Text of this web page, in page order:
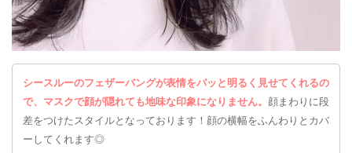
シースルーのフェザーバングが表情をパッと明るく見せてくれるの
で、マスクで顔が隠れても地味な印象になりません。
顔まわりに段
差をつけたスタイルとなっております！顔の横幅をふんわりとカバ
ーしてくれます◎